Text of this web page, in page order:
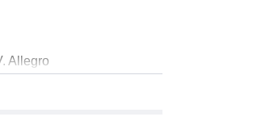
Allegro